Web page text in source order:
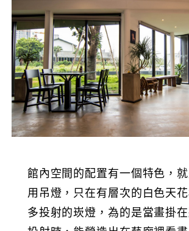
館內空間的配置有一個特色，
用吊燈，只在有層次的白色天
多投射的崁燈，為的是當畫掛